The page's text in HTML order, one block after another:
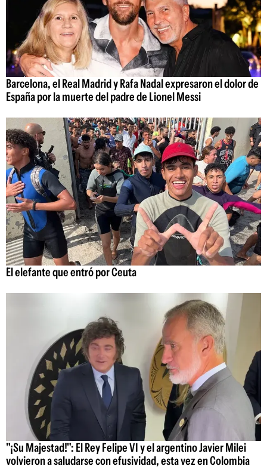
Barcelona, el Real Madrid y Rafa Nadal expresaron el dolor de
España por la muerte del padre de Lionel Messi
El elefante que entró por Ceuta
"¡Su Majestad!": El Rey Felipe VI y el argentino Javier Milei
volvieron a saludarse con efusividad, esta vez en Colombia